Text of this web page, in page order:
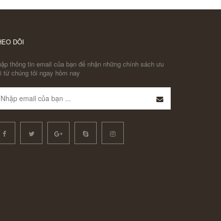
DÕI
thông tin email của bạn để nhận những chính sách ưu
từ chúng tôi ngay hôm nay